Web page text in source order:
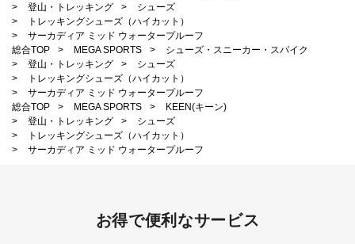
>
登山・トレッキング >
シューズ
>
トレッキングシューズ（ハイカット）
>
サーカディア ミッド ウォータープルーフ
総合TOP
> MEGA SPORTS >
シューズ・スニーカー・スパイク
>
登山・トレッキング >
シューズ
>
トレッキングシューズ（ハイカット）
>
サーカディア ミッド ウォータープルーフ
総合TOP
> MEGA SPORTS >
KEEN(キーン)
>
登山・トレッキング >
シューズ
>
トレッキングシューズ（ハイカット）
>
サーカディア ミッド ウォータープルーフ
お得で便利なサービス